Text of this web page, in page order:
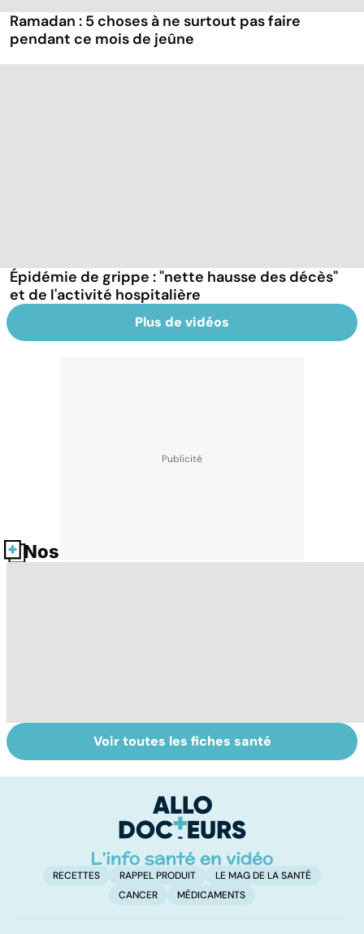
Ramadan : 5 choses à ne surtout pas faire
pendant ce mois de jeûne
Épidémie de grippe : "nette hausse des décès"
et de l'activité hospitalière
Plus de vidéos
Nos fiches santé
La tuberculose
pulmonaire
Staphylocoque
doré : une
surveillance
Voir toutes les fiches santé
RECETTES RAPPEL PRODUIT
LE MAG DE LA SANTÉ
CANCER
MÉDICAMENTS